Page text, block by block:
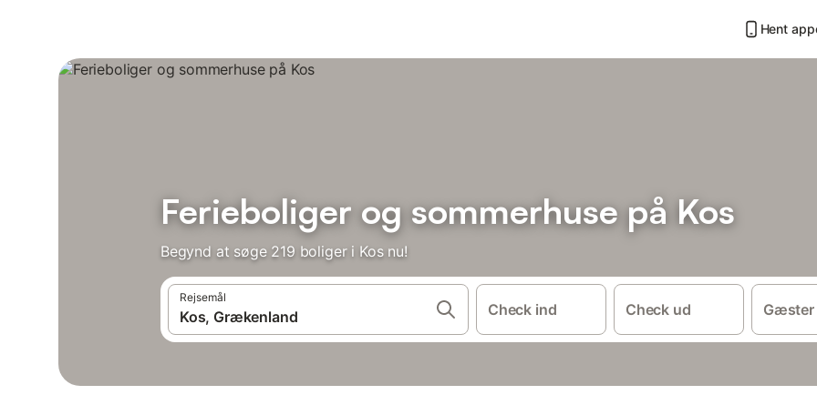
Hent
Ferieboliger og sommerhuse på Kos
Begynd at søge 219 boliger i Kos nu!
Rejsemål
Check ind Check ud Gæster